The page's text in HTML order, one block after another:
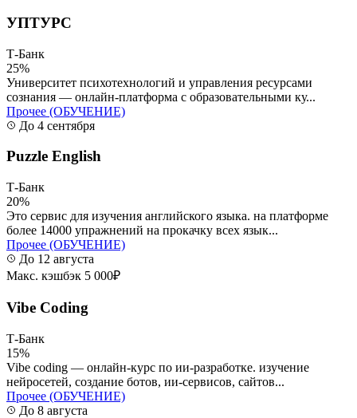
УПТУРС
Т-Банк
25%
Университет психотехнологий и управления ресурсами
сознания — онлайн-платформа с образовательными ку...
Прочее (ОБУЧЕНИЕ)
До 4 сентября
Puzzle English
Т-Банк
20%
Это сервис для изучения английского языка. на платформе
более 14000 упражнений на прокачку всех язык...
Прочее (ОБУЧЕНИЕ)
До 12 августа
Макс. кэшбэк 5 000₽
Vibe Coding
Т-Банк
15%
Vibe coding — онлайн-курс по ии-разработке. изучение
нейросетей, создание ботов, ии-сервисов, сайтов...
Прочее (ОБУЧЕНИЕ)
До 8 августа